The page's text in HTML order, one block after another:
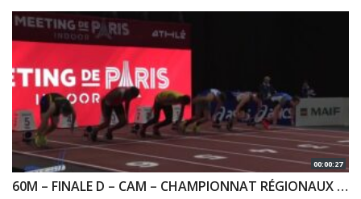
00:00:27
60M – FINALE D – CAM – CHAMPIONNAT RÉGIONAUX CA & JU 27/01/2019 – BERCY